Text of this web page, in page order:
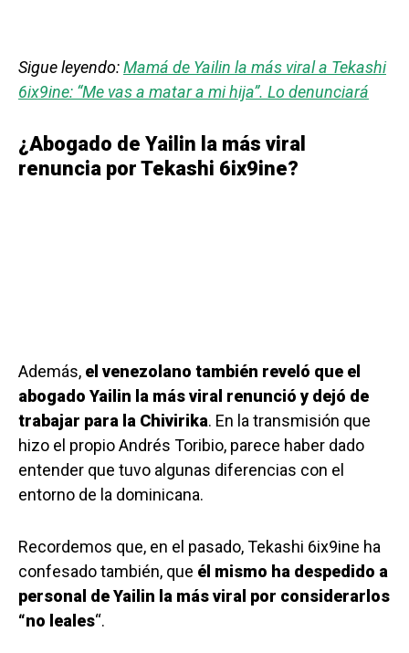
Sigue leyendo:Mamá de Yailin la más viral a Tekashi
6ix9ine: “Me vas a matar a mi hija”. Lo denunciará
¿Abogado de Yailin la más viral
renuncia por Tekashi 6ix9ine?
Además, el venezolano también reveló que el
abogado Yailin la más viral renunció y dejó de
trabajar para la Chivirika. En la transmisión que
hizo el propio Andrés Toribio, parece haber dado
entender que tuvo algunas diferencias con el
entorno de la dominicana.
Recordemos que, en el pasado, Tekashi 6ix9ine ha
confesado también, que él mismo ha despedido a
personal de Yailin la más viral por considerarlos
“no leales“.